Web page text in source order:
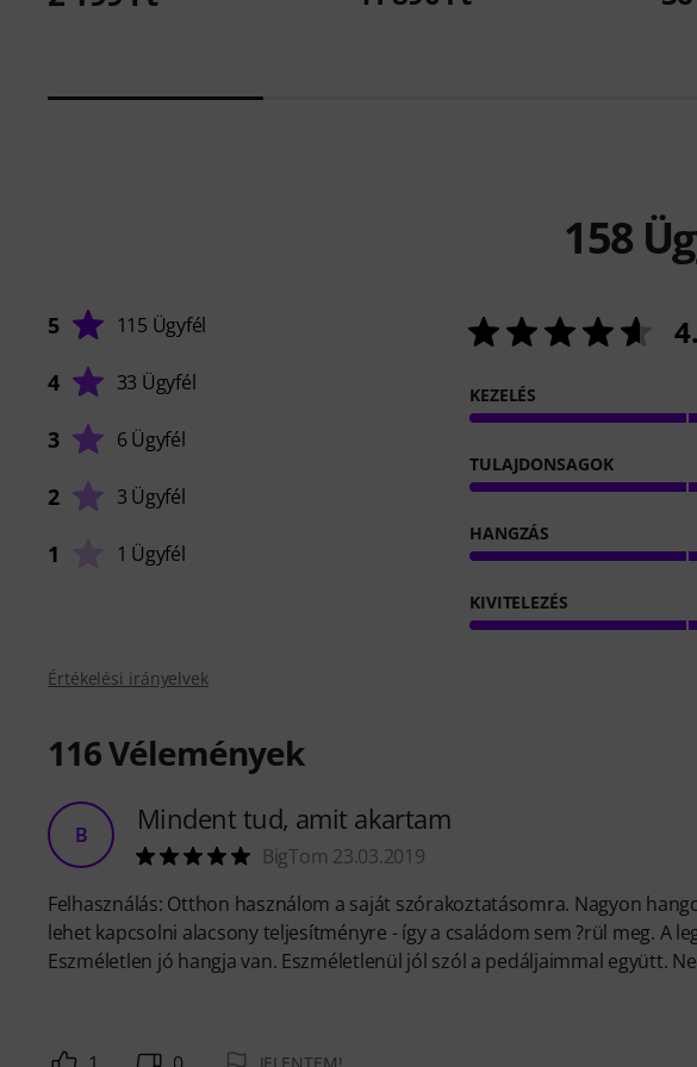
158
5 115 Ügyfél
4 33 Ügyfél
3 6 Ügyfél
2 3 Ügyfél
1 1 Ügyfél
KEZELÉS
TULAJDONSAGOK
HANGZÁS
KIVITELEZÉS
Értékelési irányelvek
116Vélemények
B Mindent tud, amit akartam
BigTom 23.03.2019
Felhasználás: Otthon használom a saját szórakoztatásomra. Nagyon
lehet kapcsolni alacsony teljesítményre - így a családom sem ?rül meg. A
Eszméletlen jó hangja van. Eszméletlenül jól szól a pedáljaimmal együtt.